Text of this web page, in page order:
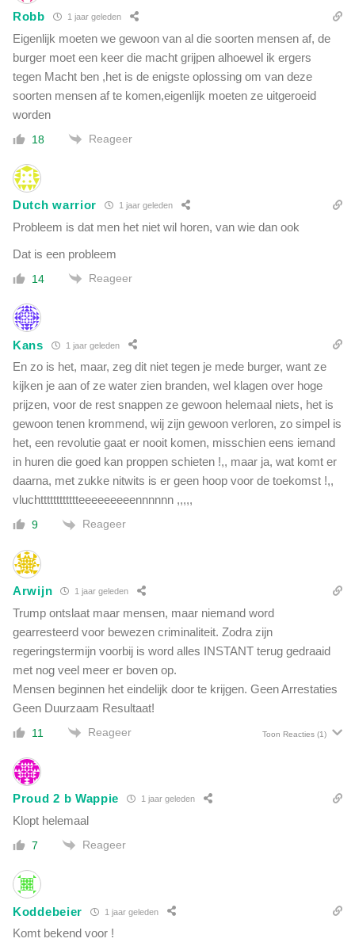
Robb 1 jaar geleden
Eigenlijk moeten we gewoon van al die soorten mensen af, de
burger moet een keer die macht grijpen alhoewel ik ergers
tegen Macht ben ,het is de enigste oplossing om van deze
soorten mensen af te komen,eigenlijk moeten ze uitgeroeid
worden
18 Reageer
Dutch warrior 1 jaar geleden
Probleem is dat men het niet wil horen, van wie dan ook
Dat is een probleem
14 Reageer
Kans 1 jaar geleden
En zo is het, maar, zeg dit niet tegen je mede burger, want ze
kijken je aan of ze water zien branden, wel klagen over hoge
prijzen, voor de rest snappen ze gewoon helemaal niets, het is
gewoon tenen krommend, wij zijn gewoon verloren, zo simpel is
het, een revolutie gaat er nooit komen, misschien eens iemand
in huren die goed kan proppen schieten !,, maar ja, wat komt er
daarna, met zukke nitwits is er geen hoop voor de toekomst !,,
vluchtttttttttttteeeeeeeeennnnnn ,,,,,
9 Reageer
Arwijn 1 jaar geleden
Trump ontslaat maar mensen, maar niemand word
gearresteerd voor bewezen criminaliteit. Zodra zijn
regeringstermijn voorbij is word alles INSTANT terug gedraaid
met nog veel meer er boven op.
Mensen beginnen het eindelijk door te krijgen. Geen Arrestaties
Geen Duurzaam Resultaat!
11 Reageer Toon Reacties (1)
Proud 2 b Wappie 1 jaar geleden
Klopt helemaal
7 Reageer
Koddebeier 1 jaar geleden
Komt bekend voor !